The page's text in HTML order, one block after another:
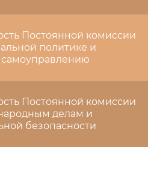
Постоянной комиссии
политике и
Постоянной комиссии
делам и
безопасности